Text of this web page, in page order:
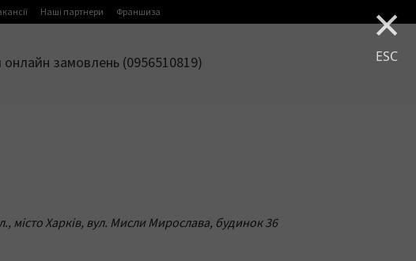
×
ESC
Наші партнери Франшиза
онлайн замовлень (0956510819)
місто Харків, вул. Мисли Мирослава, будинок 36